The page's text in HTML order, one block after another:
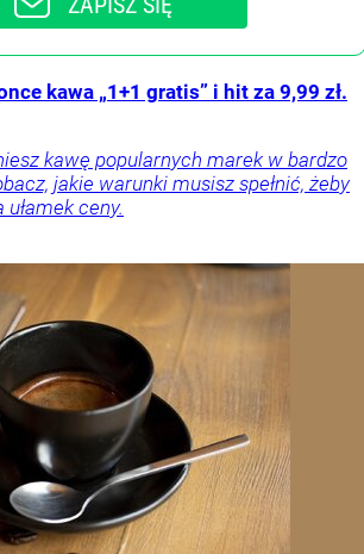
kawa „1+1 gratis” i hit za 9,99 zł.
kawę popularnych marek w bardzo
jakie warunki musisz spełnić, żeby
ceny.